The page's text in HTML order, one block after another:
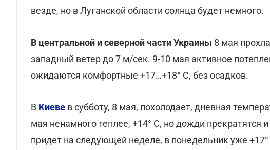
везде, но в Луганской области солнца будет немного.
В центральной и северной части Украины 8 мая
западный ветер до 7 м/сек. 9-10 мая активное
ожидаются комфортные +17…+18° С, без осадков.
В Киеве в субботу, 8 мая, похолодает, дневная
мая ненамного теплее, +14° С, но дожди прекратятся
придет на следующей неделе, в понедельник уже